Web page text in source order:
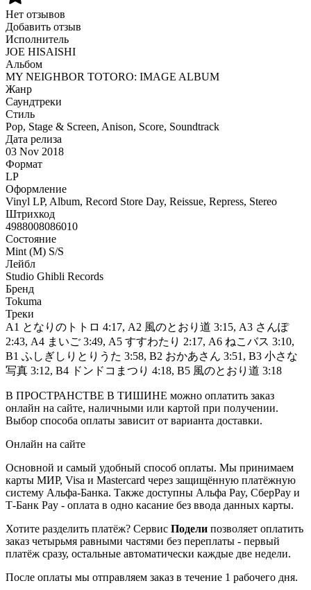
Нет отзывов
Добавить отзыв
Исполнитель
JOE HISAISHI
Альбом
MY NEIGHBOR TOTORO: IMAGE ALBUM
Жанр
Саундтреки
Стиль
Pop, Stage & Screen, Anison, Score, Soundtrack
Дата релиза
03 Nov 2018
Формат
LP
Оформление
Vinyl LP, Album, Record Store Day, Reissue, Repress, Stereo
Штрихкод
4988008086010
Состояние
Mint (M) S/S
Лейбл
Studio Ghibli Records
Бренд
Tokuma
Треки
A1 となりのトトロ 4:17, A2 風のとおり道 3:15, A3 さんぽ
2:43, A4 まいご 3:49, A5 すすわたり 2:17, A6 ねこバス 3:10,
B1 ふしぎしりとりうた 3:58, B2 おかあさん 3:51, B3 小さな
写真 3:12, B4 ドンドコまつり 4:18, B5 風のとおり道 3:18
В ПРОСТРАНСТВЕ В ТИШИНЕ можно оплатить заказ
онлайн на сайте, наличными или картой при получении.
Выбор способа оплаты зависит от варианта доставки.
Онлайн на сайте
Основной и самый удобный способ оплаты. Мы принимаем
карты МИР, Visa и Mastercard через защищённую платёжную
систему Альфа-Банка. Также доступны Альфа Pay, СберPay и
Т-Банк Pay - оплата в одно касание без ввода данных карты.
Хотите разделить платёж? Сервис Подели позволяет оплатить
заказ четырьмя равными частями без переплаты - первый
платёж сразу, остальные автоматически каждые две недели.
После оплаты мы отправляем заказ в течение 1 рабочего дня.